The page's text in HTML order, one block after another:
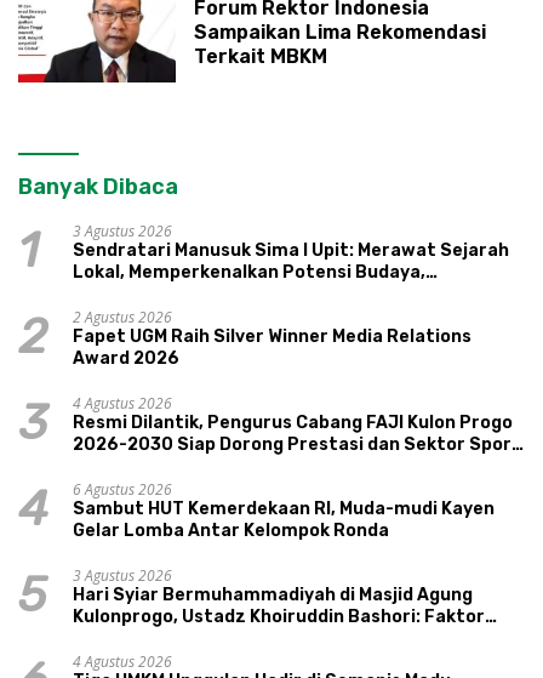
Forum Rektor Indonesia
Sampaikan Lima Rekomendasi
Terkait MBKM
Banyak Dibaca
1
3 Agustus 2026
Sendratari Manusuk Sima I Upit: Merawat Sejarah
Lokal, Memperkenalkan Potensi Budaya,
2
2 Agustus 2026
Fapet UGM Raih Silver Winner Media Relations
Award 2026
3
4 Agustus 2026
Resmi Dilantik, Pengurus Cabang FAJI Kulon Progo
2026-2030 Siap Dorong Prestasi dan Sektor Sport
4
6 Agustus 2026
Sambut HUT Kemerdekaan RI, Muda-mudi Kayen
Gelar Lomba Antar Kelompok Ronda
5
3 Agustus 2026
Hari Syiar Bermuhammadiyah di Masjid Agung
Kulonprogo, Ustadz Khoiruddin Bashori: Faktor
4 Agustus 2026